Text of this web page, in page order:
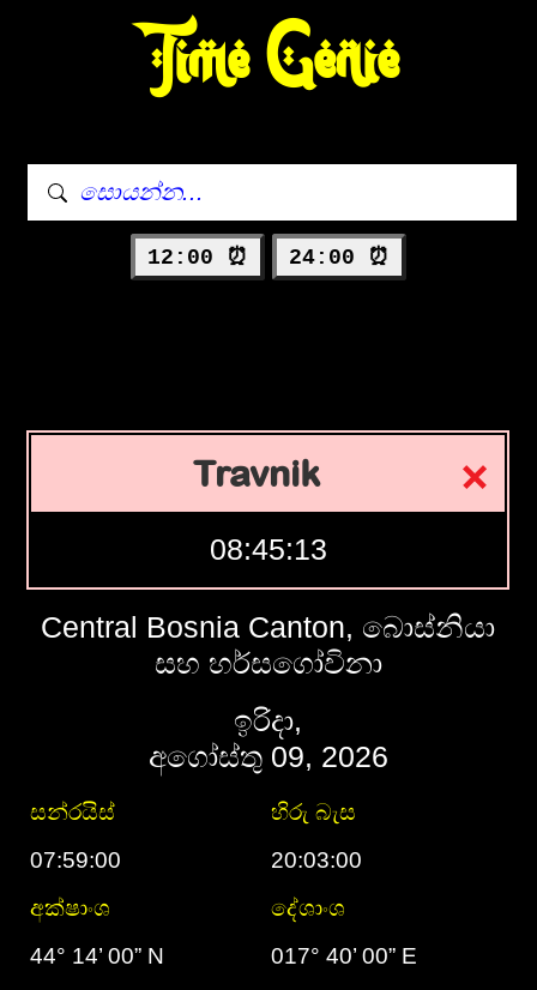
Time Genie
12:00 ⏰ 24:00 ⏰
Travnik
08:45:14
Central Bosnia Canton, බොස්නියා
සහ හර්සගෝවිනා
ඉරිදා,
අගෝස්තු 09, 2026
සන්රයිස්
හිරු බැස
07:59:00
20:03:00
අක්ෂාංශ
දේශාංශ
44° 14’ 00” N
017° 40’ 00” E